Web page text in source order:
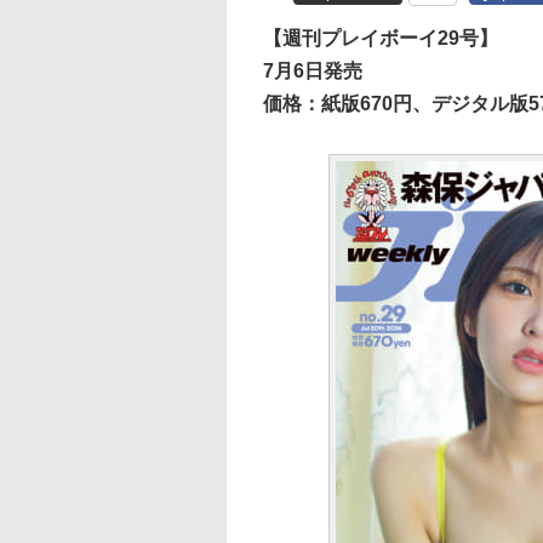
【週刊プレイボーイ29号】
7月6日発売
価格：紙版670円、デジタル版